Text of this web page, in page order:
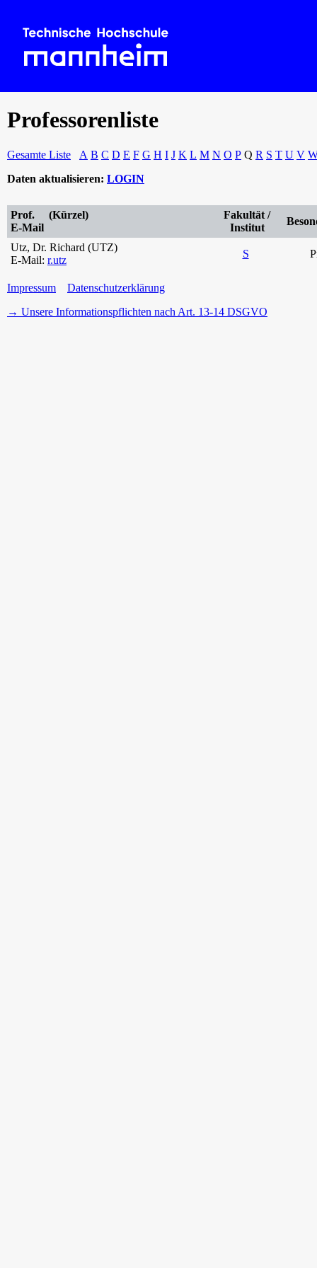
Professorenliste
Gesamte Liste A B C D E F G H I J K L M N O P Q R S T U V
Daten aktualisieren: LOGIN
Prof. (Kürzel)
E-Mail
Fakultät /
Institut
Utz, Dr. Richard (UTZ)
E-Mail: r.utz
S
Impressum
Datenschutzerklärung
→ Unsere Informationspflichten nach Art. 13-14 DSGVO